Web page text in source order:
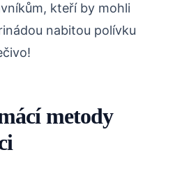
kteří by mohli
nabitou polívku
metody